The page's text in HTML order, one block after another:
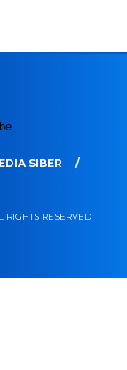
SIBER
RESERVED